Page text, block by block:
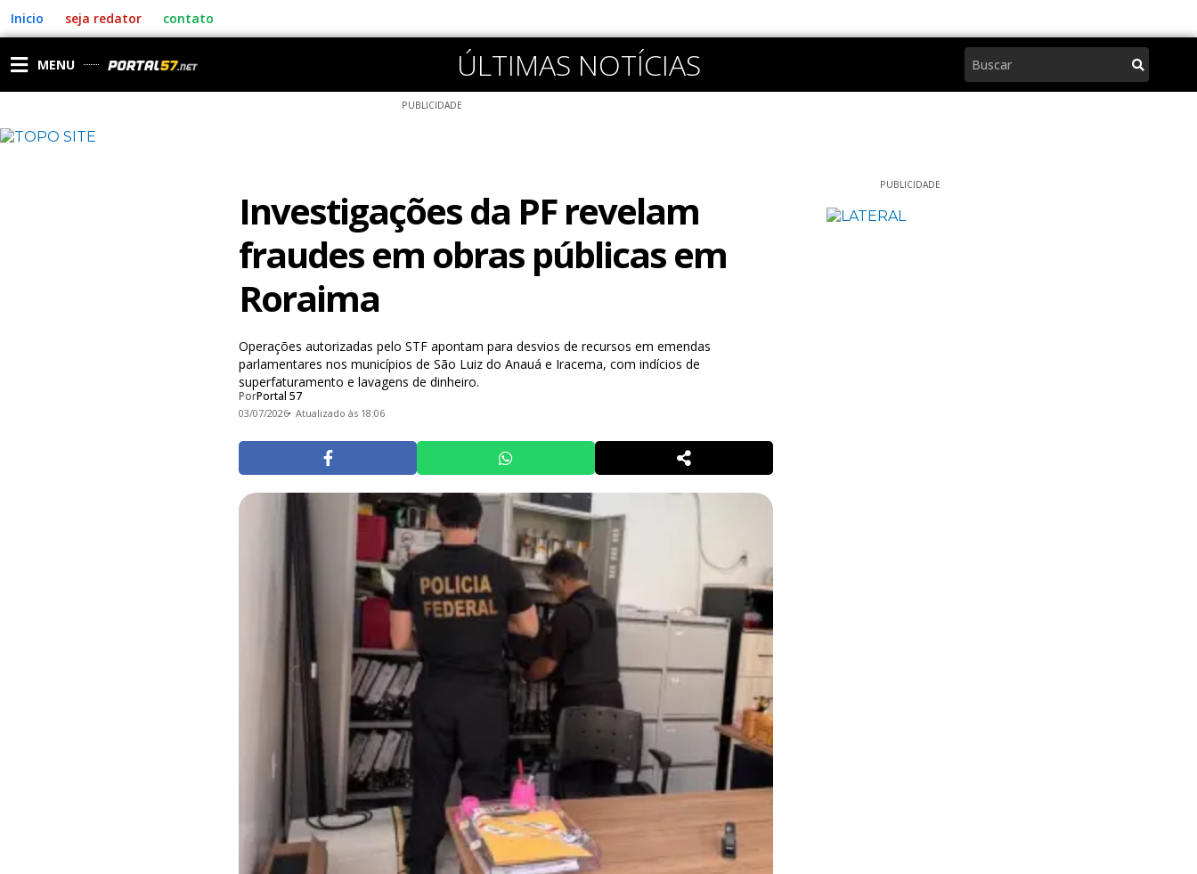
para
o
conteúdo
Inicio seja redator contato
MENU ÚLTIMAS NOTÍCIAS Pesquisar
PUBLICIDADE
Investigações da PF revelam
fraudes em obras públicas em
Roraima
Operações autorizadas pelo STF apontam para desvios de recursos em emendas
parlamentares nos municípios de São Luiz do Anauá e Iracema, com indícios de
superfaturamento e lavagens de dinheiro.
PorPortal 57
03/07/2026 Atualizado às 18:06
PUBLICIDADE